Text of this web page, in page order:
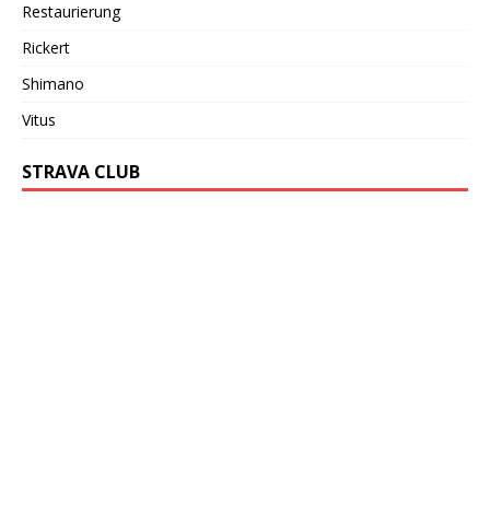
Restaurierung
Rickert
Shimano
Vitus
STRAVA CLUB